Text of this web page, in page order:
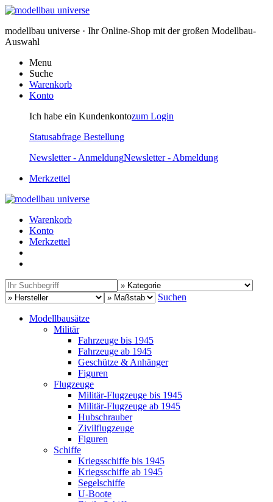
modellbau universe · Ihr Online-Shop mit der großen Modellbau-
Auswahl
Menu
Suche
Warenkorb
Konto
Ich habe ein Kundenkontozum Login
Statusabfrage Bestellung
Newsletter - AnmeldungNewsletter - Abmeldung
Merkzettel
Warenkorb
Konto
Merkzettel
Suchen
Modellbausätze
Militär
Fahrzeuge bis 1945
Fahrzeuge ab 1945
Geschütze & Anhänger
Figuren
Flugzeuge
Militär-Flugzeuge bis 1945
Militär-Flugzeuge ab 1945
Hubschrauber
Zivilflugzeuge
Figuren
Schiffe
Kriegsschiffe bis 1945
Kriegsschiffe ab 1945
Segelschiffe
U-Boote